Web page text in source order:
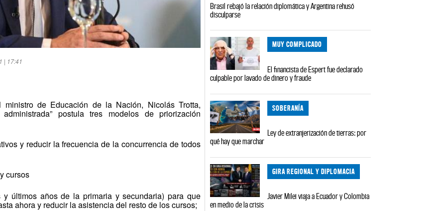
| 17:41
de Educación de la Nación, Nicolás Trotta,
postula tres modelos de priorización
y reducir la frecuencia de la concurrencia de todos
cursos
últimos años de la primaria y secundaria) para que
ahora y reducir la asistencia del resto de los cursos;
Brasil rebajó la relación diplomática y Argentina rehusó
disculparse
MUY COMPLICADO
El financista de Espert fue declarado
culpable por lavado de dinero y fraude
SOBERANÍA
Ley de extranjerización de tierras: por
qué hay que marchar
GIRA REGIONAL Y DIPLOMACIA
Javier Milei viaja a Ecuador y Colombia
en medio de la crisis